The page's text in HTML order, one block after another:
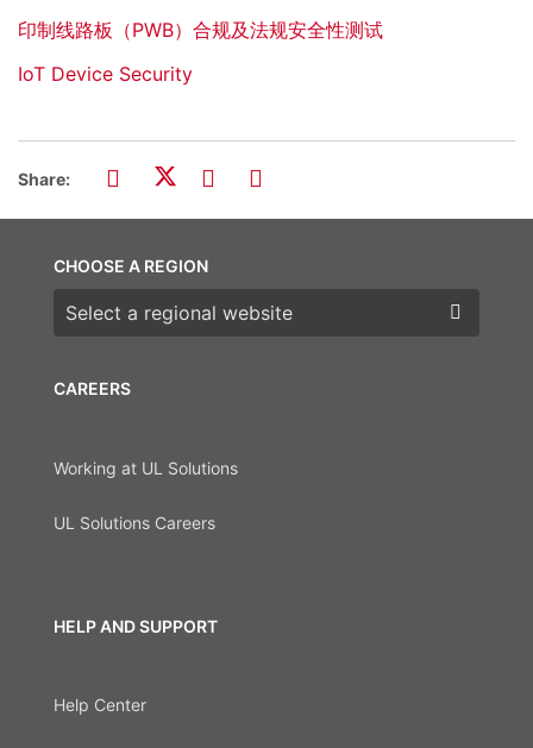
印制线路板（PWB）合规及法规安全性测试
IoT Device Security
Share:
CAREERS
Working at UL Solutions
UL Solutions Careers
HELP AND SUPPORT
Help Center
CHOOSE A REGION
Choose a region